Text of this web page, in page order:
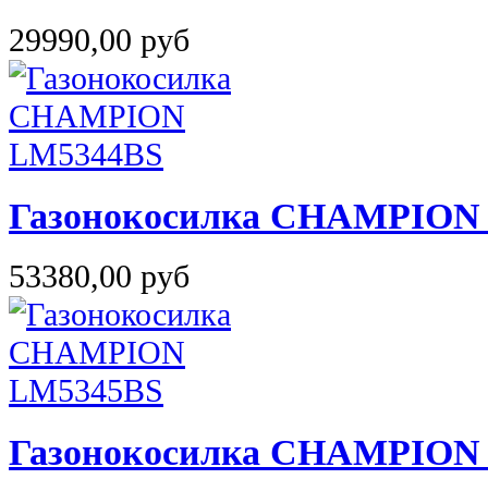
29990,00 руб
Газонокосилка
53380,00 руб
Газонокосилка